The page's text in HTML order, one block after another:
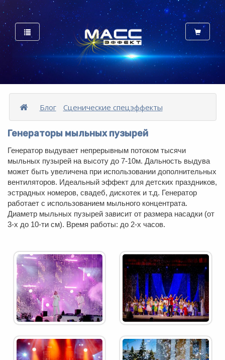
Блог Сценические спецэффекты
Генераторы мыльных пузырей
Генератор выдувает непрерывным потоком тысячи
мыльных пузырей на высоту до 7-10м. Дальность выдува
может быть увеличена при использовании дополнительных
вентиляторов. Идеальный эффект для детских праздников,
эстрадных номеров, свадеб, дискотек и т.д. Генератор
работает с использованием мыльного концентрата.
Диаметр мыльных пузырей зависит от размера насадки (от
3-х до 10-ти см). Время работы: до 2-х часов.